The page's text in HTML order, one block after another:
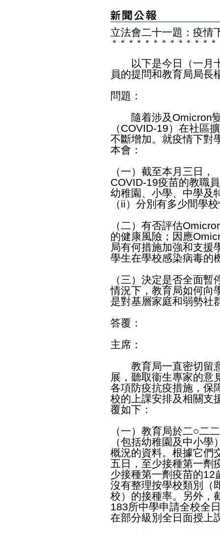
立法會二十一題：疫情
＊ ＊ ＊ ＊ ＊ ＊ ＊ ＊ ＊ ＊ ＊ ＊ ＊
以下是今日（一月十
員的提問和教育局局長
問題：
隨着涉及Omicron變
（COVID-19）在社區
不斷增加。就疫情下對
本會：
（一）截至本月三日
COVID-19疫苗的教職
幼稚園、小學、中學及
（ii）分別有多少間學
（二）有否評估
的健康風險；因應
局有何措施加強和支援
學生在學校感染病毒的
（三）決定是否全面
情況下，教育局如何向
是對基層家庭和弱勢社
答覆：
主席：
教育局一直密切留意
展，聽取衞生專家的意
各項防疫抗疫措施，保
校的上課安排及相關支
覆如下：
（一）教育局於二○二
（包括幼稚園及中小
概況的資料。根據它們
五日，至少接種第一劑
少接種第一劑疫苗的12
沒有整理按學校類別（
校）的接種率。另外，
183所中學申請全校全
在部分級別全日面授上